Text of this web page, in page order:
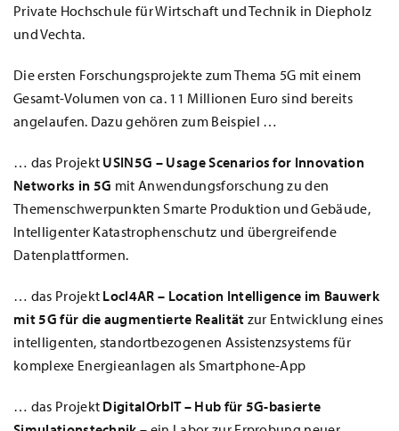
Private Hochschule für Wirtschaft und Technik in Diepholz
und Vechta.
Die ersten Forschungsprojekte zum Thema 5G mit einem
Gesamt-Volumen von ca. 11 Millionen Euro sind bereits
angelaufen. Dazu gehören zum Beispiel …
… das Projekt USIN5G – Usage Scenarios for Innovation
Networks in 5G mit Anwendungsforschung zu den
Themenschwerpunkten Smarte Produktion und Gebäude,
Intelligenter Katastrophenschutz und übergreifende
Datenplattformen.
… das Projekt Locl4AR – Location Intelligence im Bauwerk
mit 5G für die augmentierte Realität zur Entwicklung eines
intelligenten, standortbezogenen Assistenzsystems für
komplexe Energieanlagen als Smartphone-App
… das Projekt DigitalOrbIT – Hub für 5G-basierte